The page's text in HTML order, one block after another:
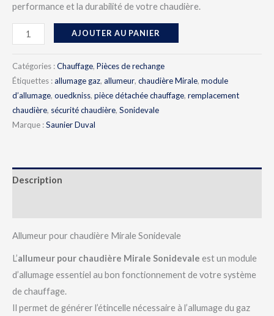
performance et la durabilité de votre chaudière.
AJOUTER AU PANIER
Catégories :Chauffage, Pièces de rechange
Étiquettes :allumage gaz, allumeur, chaudière Mirale, module
d’allumage, ouedkniss, pièce détachée chauffage, remplacement
chaudière, sécurité chaudière, Sonidevale
Marque :Saunier Duval
Description
Allumeur pour chaudière Mirale Sonidevale
L’allumeur pour chaudière Mirale Sonidevale est un module
d’allumage essentiel au bon fonctionnement de votre système
de chauffage.
Il permet de générer l’étincelle nécessaire à l’allumage du gaz